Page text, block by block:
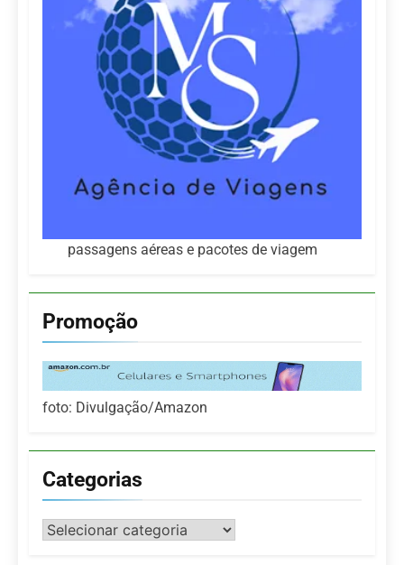
passagens aéreas e pacotes de viagem
Promoção
foto: Divulgação/Amazon
Categorias
Categorias